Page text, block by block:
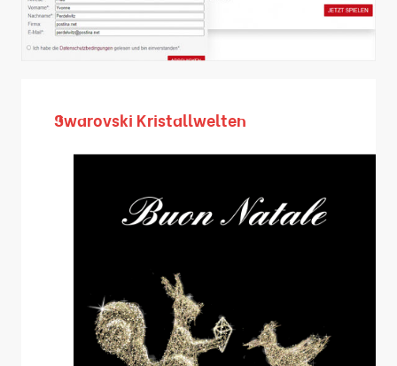
Swarovski Kristallwelten